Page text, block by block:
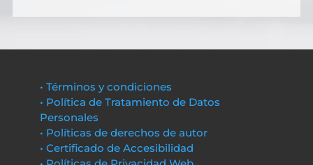
• Términos y condiciones
• Política de Tratamiento de Datos
Personales
• Políticas de derechos de autor
• Certificado de Accesibilidad